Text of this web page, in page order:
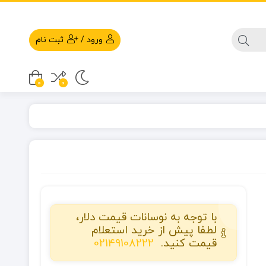
ورود / ثبت نام
0
0
با توجه به نوسانات قیمت دلار،
لطفا پیش از خرید استعلام
قیمت کنید. 02149108222